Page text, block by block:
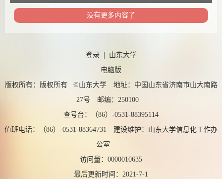
没有更多内容了
登录| 山东大学
电脑版
版权所有：版权所有 ©山东大学 地址：中国山东省济南市山大南路
27号 邮编：250100
查号台：（86）-0531-88395114
值班电话：（86）-0531-88364731 建设维护：山东大学信息化工作办
公室
访问量： 0000010635
最后更新时间： 2021-7-1